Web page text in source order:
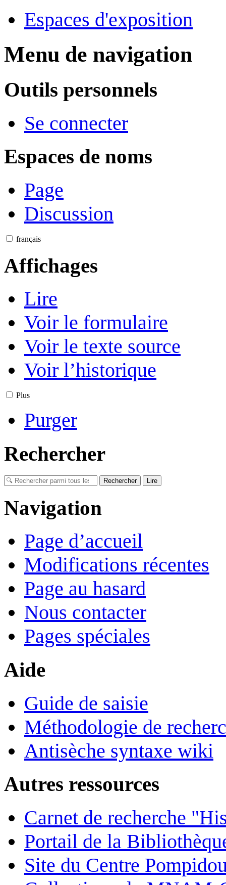
Espaces d'exposition
Menu de navigation
Outils personnels
Se connecter
Espaces de noms
Page
Discussion
français
Affichages
Lire
Voir le formulaire
Voir le texte source
Voir l’historique
Plus
Purger
Rechercher
Navigation
Page d’accueil
Modifications récentes
Page au hasard
Nous contacter
Pages spéciales
Aide
Guide de saisie
Méthodologie de
Antisèche syntaxe wiki
Autres ressources
Carnet de recherche
Portail de la
Site du Centre